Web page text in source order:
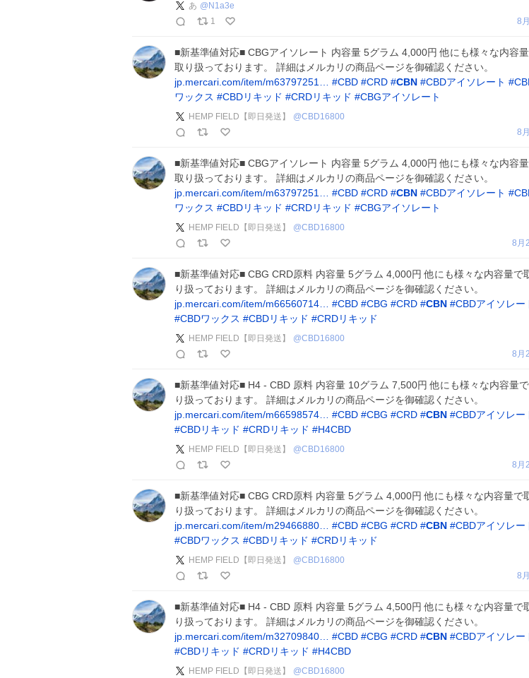
あ @ N1a3e
1
8
■新基準値対応■ CBGアイソレート 内容量 5グラム 4,000円 他にも様々な内容
取り扱っております。 詳細はメルカリの商品ページを御確認ください。
jp.mercari.com/item/m63797251…
#CBD #CRD #CBN #CBDアイソレート #
ワックス #CBDリキッド #CRDリキッド #CBGアイソレート
HEMP FIELD【即日発送】 @CBD16800
8
■新基準値対応■ CBGアイソレート 内容量 5グラム 4,000円 他にも様々な内容
取り扱っております。 詳細はメルカリの商品ページを御確認ください。
jp.mercari.com/item/m63797251…
#CBD #CRD #CBN #CBDアイソレート #
ワックス #CBDリキッド #CRDリキッド #CBGアイソレート
HEMP FIELD【即日発送】 @CBD16800
8月
■新基準値対応■ CBG CRD原料 内容量 5グラム 4,000円 他にも様々な内容量で
り扱っております。 詳細はメルカリの商品ページを御確認ください。
jp.mercari.com/item/m66560714…
#CBD #CBG #CRD #CBN #CBDアイソレー
#CBDワックス #CBDリキッド #CRDリキッド
HEMP FIELD【即日発送】 @CBD16800
8月
■新基準値対応■ H4 - CBD 原料 内容量 10グラム 7,500円 他にも様々な内容量
り扱っております。 詳細はメルカリの商品ページを御確認ください。
jp.mercari.com/item/m66598574…
#CBD #CBG #CRD #CBN #CBDアイソレー
#CBDリキッド #CRDリキッド #H4CBD
HEMP FIELD【即日発送】 @CBD16800
8月
■新基準値対応■ CBG CRD原料 内容量 5グラム 4,000円 他にも様々な内容量で
り扱っております。 詳細はメルカリの商品ページを御確認ください。
jp.mercari.com/item/m29466880…
#CBD #CBG #CRD #CBN #CBDアイソレー
#CBDワックス #CBDリキッド #CRDリキッド
HEMP FIELD【即日発送】 @CBD16800
8
■新基準値対応■ H4 - CBD 原料 内容量 5グラム 4,500円 他にも様々な内容量で
り扱っております。 詳細はメルカリの商品ページを御確認ください。
jp.mercari.com/item/m32709840…
#CBD #CBG #CRD #CBN #CBDアイソレー
#CBDリキッド #CRDリキッド #H4CBD
HEMP FIELD【即日発送】 @CBD16800